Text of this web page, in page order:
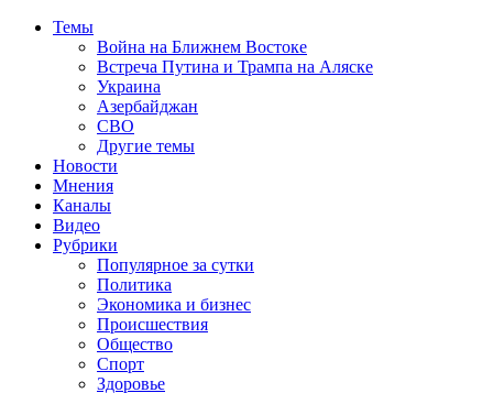
Темы
Война на Ближнем Востоке
Встреча Путина и Трампа на Аляске
Украина
Азербайджан
СВО
Другие темы
Новости
Мнения
Каналы
Видео
Рубрики
Популярное за сутки
Политика
Экономика и бизнес
Происшествия
Общество
Спорт
Здоровье